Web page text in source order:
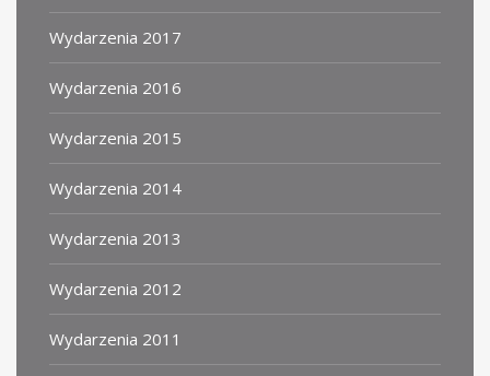
Wydarzenia 2017
Wydarzenia 2016
Wydarzenia 2015
Wydarzenia 2014
Wydarzenia 2013
Wydarzenia 2012
Wydarzenia 2011